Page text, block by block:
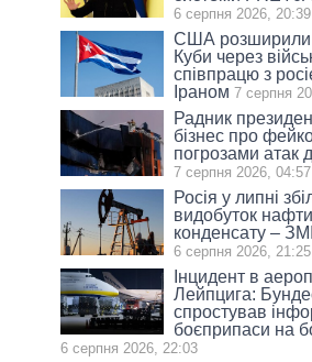
6 серпня 2026, 20:39
США розширили
Куби через
співпрацю з
Іраном 7 серпня
Радник
бізнес про
погрозами атак
7 серпня 2026, 04:57
Росія у липні
видобуток
конденсату – ЗМІ
6 серпня 2026, 21:25
Інцидент в
Лейпцига:
спростував
боєприпаси на
6 серпня 2026, 22:03